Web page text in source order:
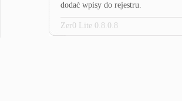
dodać wpisy do rejestru.
Zer0 Lite 0.8.0.8